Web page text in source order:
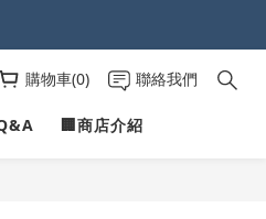
購物車(0) 聯絡我們
🏢商店介紹